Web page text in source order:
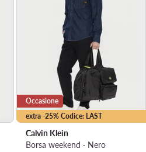
extra -25% Codice: LAST
Occasione
Calvin Klein
Borsa weekend · Nero